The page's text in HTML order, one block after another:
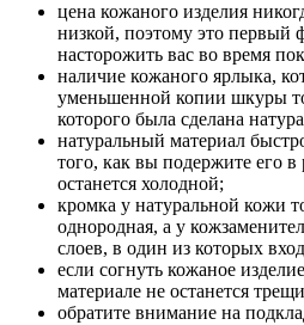
цена кожаного изделия
низкой, поэтому это первый
насторожить вас во время
наличие кожаного ярлыка,
уменьшенной копии шкуры
которого была сделана
натуральный материал
того, как вы подержите его в
останется холодной;
кромка у натуральной кожи
однородная, а у
слоев, в один из которых
если согнуть кожаное
материале не останется
обратите внимание на